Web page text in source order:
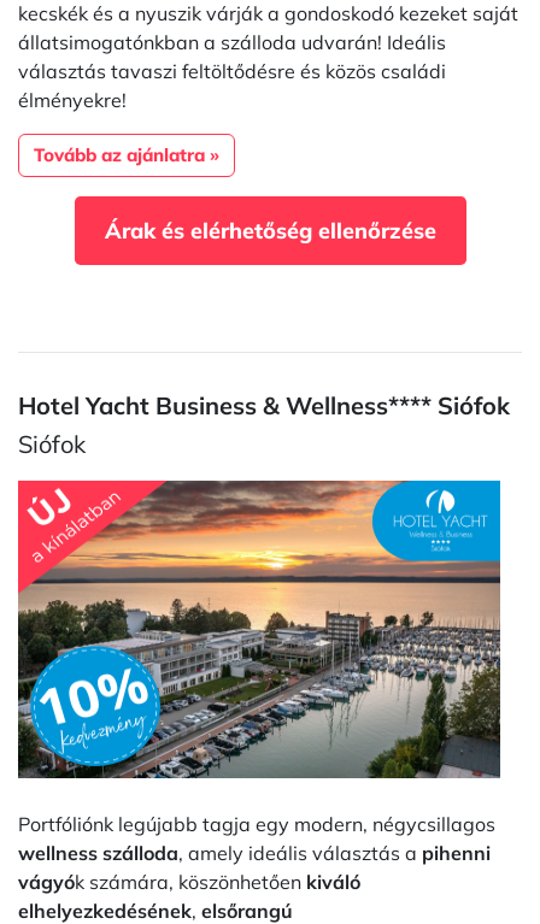
kecskék és a nyuszik várják a gondoskodó kezeket saját
állatsimogatónkban a szálloda udvarán! Ideális
választás tavaszi feltöltődésre és közös családi
élményekre!
Tovább az ajánlatra »
Árak és elérhetőség ellenőrzése
Hotel Yacht Business & Wellness**** Siófok
Siófok
Portfóliónk legújabb tagja egy modern, négycsillagos
wellness szálloda, amely ideális választás a pihenni
vágyók számára, köszönhetően kiváló
elhelyezkedésének, elsőrangú